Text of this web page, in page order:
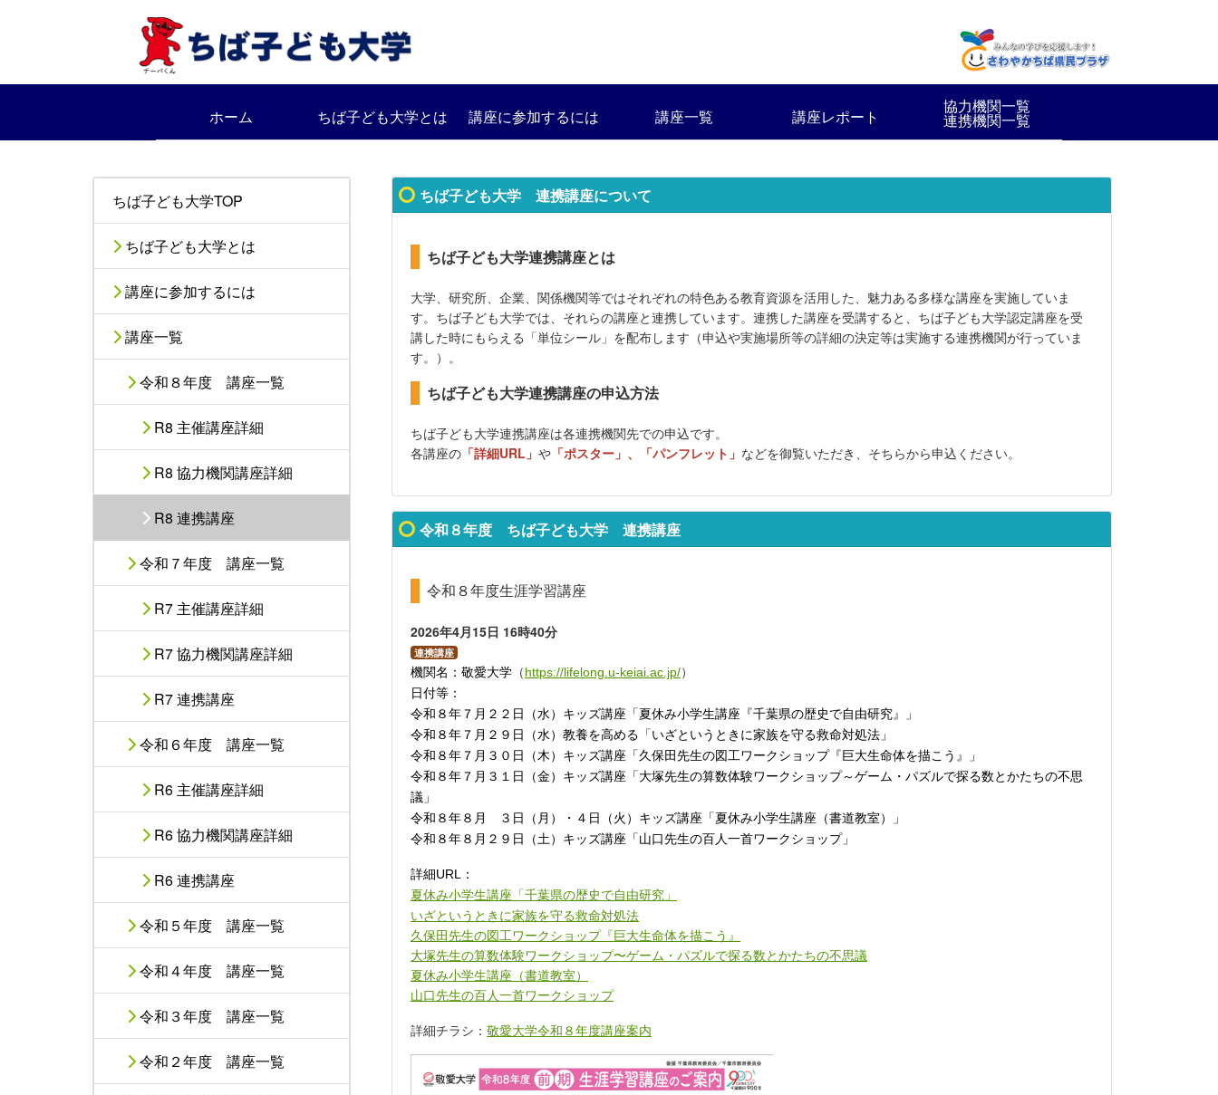
ホーム ちば子ども大学とは 講座に参加するには 講座一覧 講座レポート
協力機関一覧
連携機関一覧
ちば子ども大学TOP
ちば子ども大学とは
講座に参加するには
講座一覧
令和８年度 講座一覧
R8 主催講座詳細
R8 協力機関講座詳細
R8 連携講座
令和７年度 講座一覧
R7 主催講座詳細
R7 協力機関講座詳細
R7 連携講座
令和６年度 講座一覧
R6 主催講座詳細
R6 協力機関講座詳細
R6 連携講座
令和５年度 講座一覧
令和４年度 講座一覧
令和３年度 講座一覧
令和２年度 講座一覧
ちば子ども大学 連携講座について
ちば子ども大学連携講座とは
大学、研究所、企業、関係機関等ではそれぞれの特色ある教育資源を活用した、魅力ある多様な講座を実施していま
す。ちば子ども大学では、それらの講座と連携しています。連携した講座を受講すると、 ちば子ども大学認定講座を受
講した時にもらえる「単位シール」を配布します（申込や実施場所等の詳細の決定等は実施する連携機関が行っていま
す。）。
ちば子ども大学連携講座の申込方法
ちば子ども大学連携講座は各連携機関先での申込です。
各講座の 「詳細URL」 や 「ポスター」、「パンフレット」 などを御覧いただき、そちらから申込ください。
令和８年度 ちば子ども大学 連携講座
令和８年度生涯学習講座
2026年4月15日 16時40分
連携講座
機関名 ： 敬愛大学 （https://lifelong.u-keiai.ac.jp/）
日付等 ：
令和８年７月２２日（水） キッズ講座「夏休み小学生講座『千葉県の歴史で自由研究』」
令和８年７月２９日（水）教養を高める「いざというときに家族を守る救命対処法」
令和８年７月３０日（木）キッズ講座「久保田先生の図工ワークショップ『巨大生命体を描こう』」
令和８年７月３１日（金）キッズ講座「大塚先生の算数体験ワークショップ～ゲーム・パズルで探る数とかたちの不思
議」
令和８年８月 ３日（月）・４日（火）キッズ講座「夏休み小学生講座（書道教室）」
令和８年８月２９日（土）キッズ講座「山口先生の百人一首ワークショップ」
詳細URL：
夏休み小学生講座「千葉県の歴史で自由研究」
いざというときに家族を守る救命対処法
久保田先生の図工ワークショップ『巨大生命体を描こう』
大塚先生の算数体験ワークショップ〜ゲーム・パズルで探る数とかたちの不思議
夏休み小学生講座（書道教室）
山口先生の百人一首ワークショップ
詳細チラシ： 敬愛大学令和８年度講座案内